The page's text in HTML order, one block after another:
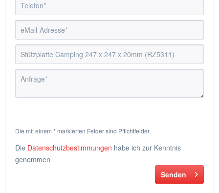
Die mit einem * markierten Felder sind Pflichtfelder.
Die Datenschutzbestimmungen habe ich zur Kenntnis
genommen
Senden